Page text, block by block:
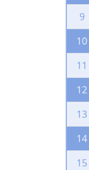
9
10
11
12
13
14
15